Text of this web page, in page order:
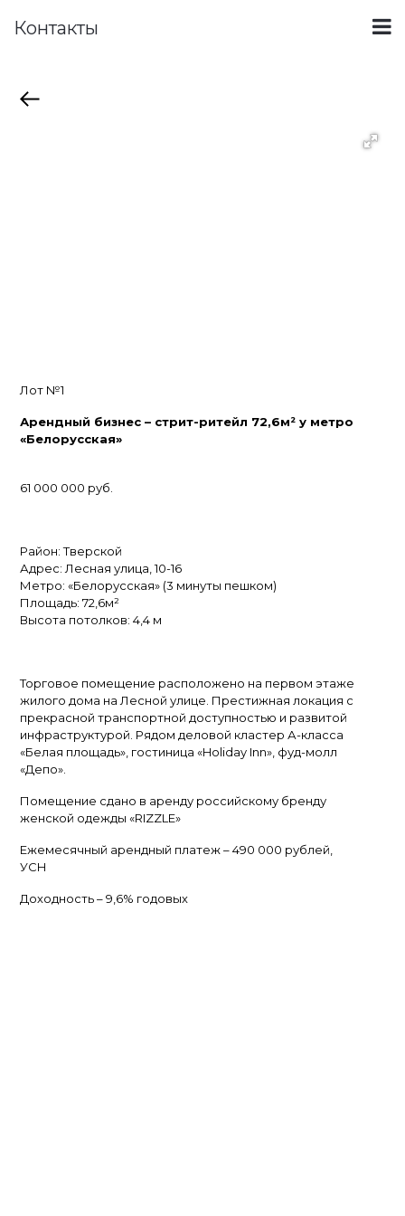
Контакты
Лот №1
Арендный бизнес – стрит-ритейл 72,6м² у метро
«Белорусская»
61 000 000 руб.
Район: Тверской
Адрес: Лесная улица, 10-16
Метро: «Белорусская» (3 минуты пешком)
Площадь: 72,6м²
Высота потолков: 4,4 м
Торговое помещение расположено на первом этаже
жилого дома на Лесной улице. Престижная локация с
прекрасной транспортной доступностью и развитой
инфраструктурой. Рядом деловой кластер А-класса
«Белая площадь», гостиница «Holiday Inn», фуд-молл
«Депо».
Помещение сдано в аренду российскому бренду
женской одежды «RIZZLE»
Ежемесячный арендный платеж – 490 000 рублей,
УСН
Доходность – 9,6% годовых